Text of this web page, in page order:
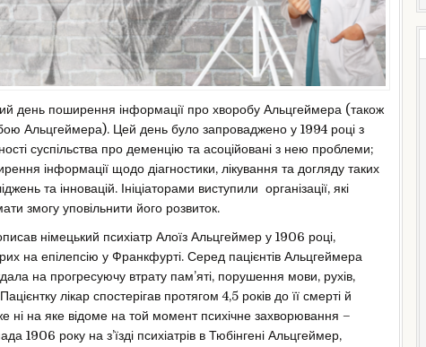
день поширення інформації про хворобу Альцгеймера (також
Альцгеймера). Цей день було запроваджено у 1994 році з
суспільства про деменцію та асоційовані з нею проблеми;
інформації щодо діагностики, лікування та догляду таких
та інновацій. Ініціаторами виступили організації, які
змогу уповільнити його розвиток.
німецький психіатр Алоїз Альцгеймер у 1906 році,
на епілепсію у Франкфурті. Серед пацієнтів Альцгеймера
на прогресуючу втрату пам’яті, порушення мови, рухів,
лікар спостерігав протягом 4,5 років до її смерті й
ні на яке відоме на той момент психічне захворювання –
1906 року на з’їзді психіатрів в Тюбінгені Альцгеймер,